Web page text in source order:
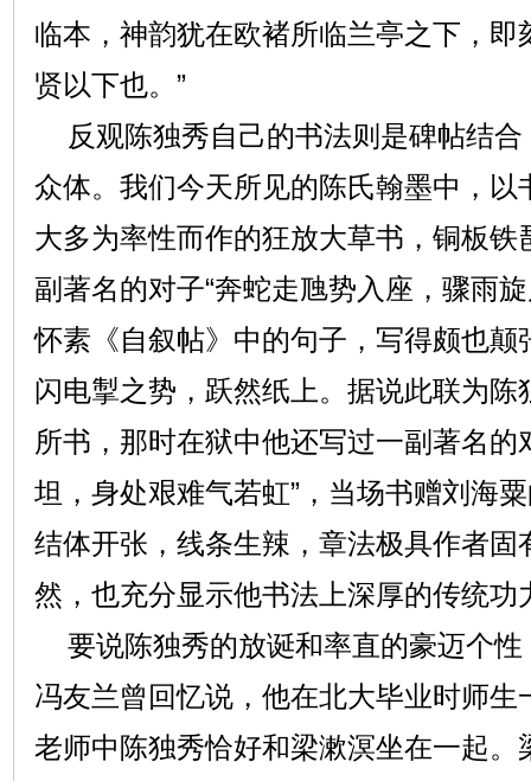
临本，神韵犹在欧褚所临兰亭之下，即
贤以下也。”
反观陈独秀自己的书法则是碑帖结合
众体。我们今天所见的陈氏翰墨中，以
大多为率性而作的狂放大草书，铜板铁
副著名的对子“奔蛇走虺势入座，骤雨
怀素《自叙帖》中的句子，写得颇也颠
闪电掣之势，跃然纸上。据说此联为陈
所书，那时在狱中他还写过一副著名的
坦，身处艰难气若虹”，当场书赠刘海
结体开张，线条生辣，章法极具作者固
然，也充分显示他书法上深厚的传统功
要说陈独秀的放诞和率直的豪迈个性
冯友兰曾回忆说，他在北大毕业时师生
老师中陈独秀恰好和梁漱溟坐在一起。